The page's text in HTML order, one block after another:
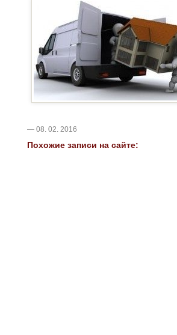
— 08. 02. 2016
Похожие записи на сайте: